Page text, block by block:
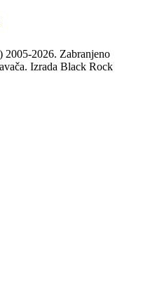
2005-2026. Zabranjeno
Izrada Black Rock